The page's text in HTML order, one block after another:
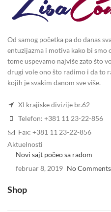
Od samog početka pa do danas
entuzijazma i motiva kako bi smo
tome uspevamo najviše zato što
drugi vole ono što radimo i da to
kojih je svakim danom sve više.
XI krajiske divizije br.62
Telefon: +381 11 23-22-856
Fax: +381 11 23-22-856
Aktuelnosti
Novi sajt počeo sa radom
februar 8, 2019 No Comments
Shop